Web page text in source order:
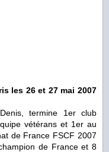
les 26 et 27 mai 2007
termine 1er club
vétérans et 1er au
de France FSCF 2007
de France et 8